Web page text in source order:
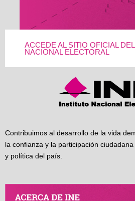
ACCEDE AL SITIO OFICIAL
NACIONAL ELECTORAL
Contribuimos al desarrollo de la vida
la confianza y la participación
y política del país.